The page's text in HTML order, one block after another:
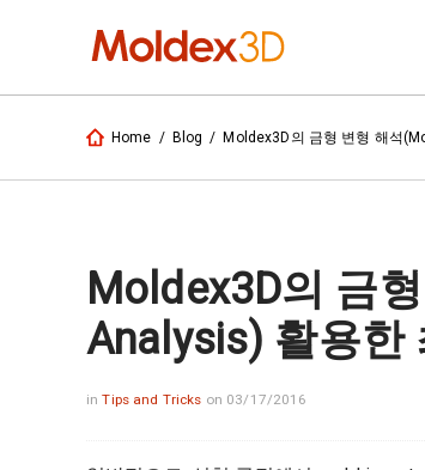
Home / Blog / Moldex3D의 금형 변형 해석
Moldex3D의 금
Analysis) 활용한
inTips and Tricks on 03/17/2016